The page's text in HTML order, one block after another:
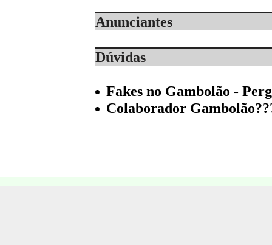
Anunciantes
Dúvidas
Fakes no Gambolão -
Colaborador